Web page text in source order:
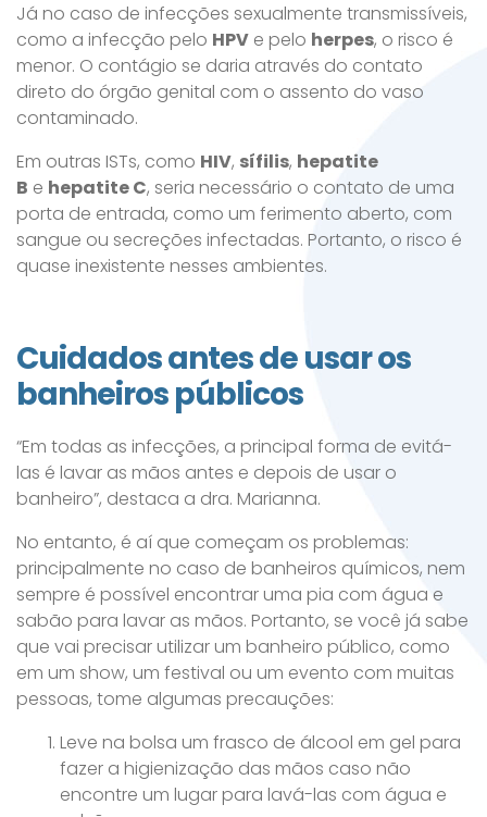
Já no caso de infecções sexualmente transmissíveis,
como a infecção pelo HPV e pelo herpes, o risco é
menor. O contágio se daria através do contato
direto do órgão genital com o assento do vaso
contaminado.
Em outras ISTs, como HIV, sífilis, hepatite
B e hepatite C, seria necessário o contato de uma
porta de entrada, como um ferimento aberto, com
sangue ou secreções infectadas. Portanto, o risco é
quase inexistente nesses ambientes.
Cuidados antes de usar os
banheiros públicos
“Em todas as infecções, a principal forma de evitá-
las é lavar as mãos antes e depois de usar o
banheiro”, destaca a dra. Marianna.
No entanto, é aí que começam os problemas:
principalmente no caso de banheiros químicos, nem
sempre é possível encontrar uma pia com água e
sabão para lavar as mãos. Portanto, se você já sabe
que vai precisar utilizar um banheiro público, como
em um show, um festival ou um evento com muitas
pessoas, tome algumas precauções:
Leve na bolsa um frasco de álcool em gel para
fazer a higienização das mãos caso não
encontre um lugar para lavá-las com água e